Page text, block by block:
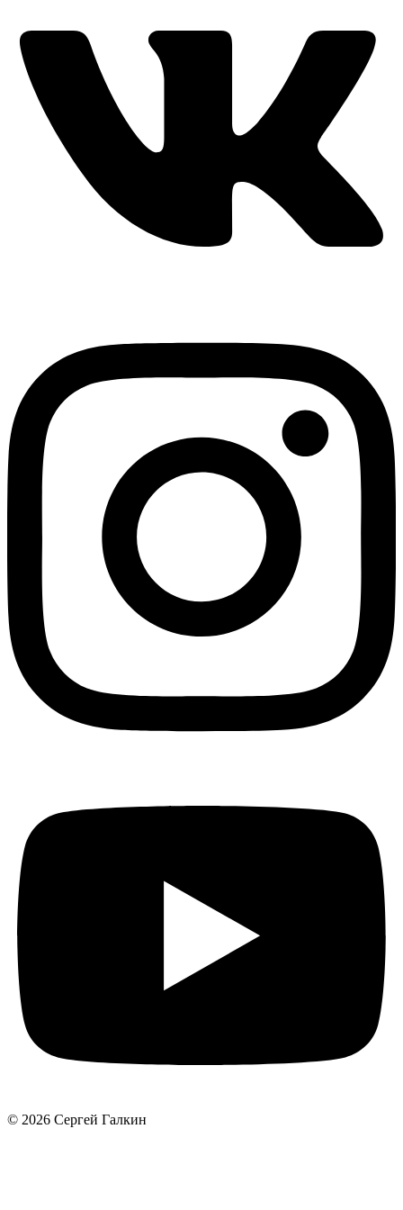
© 2026 Сергей Галкин